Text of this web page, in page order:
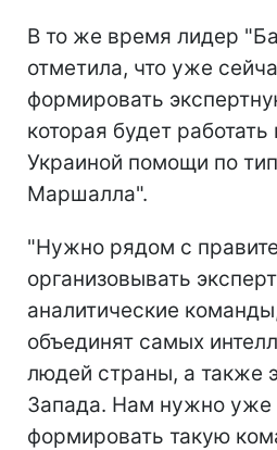
В то же время лидер
отметила, что уже
формировать
которая будет
Украиной помощи по
Маршалла".
"Нужно рядом с
организовывать
аналитические
объединят самых
людей страны, а также
Запада. Нам нужно уже
формировать такую